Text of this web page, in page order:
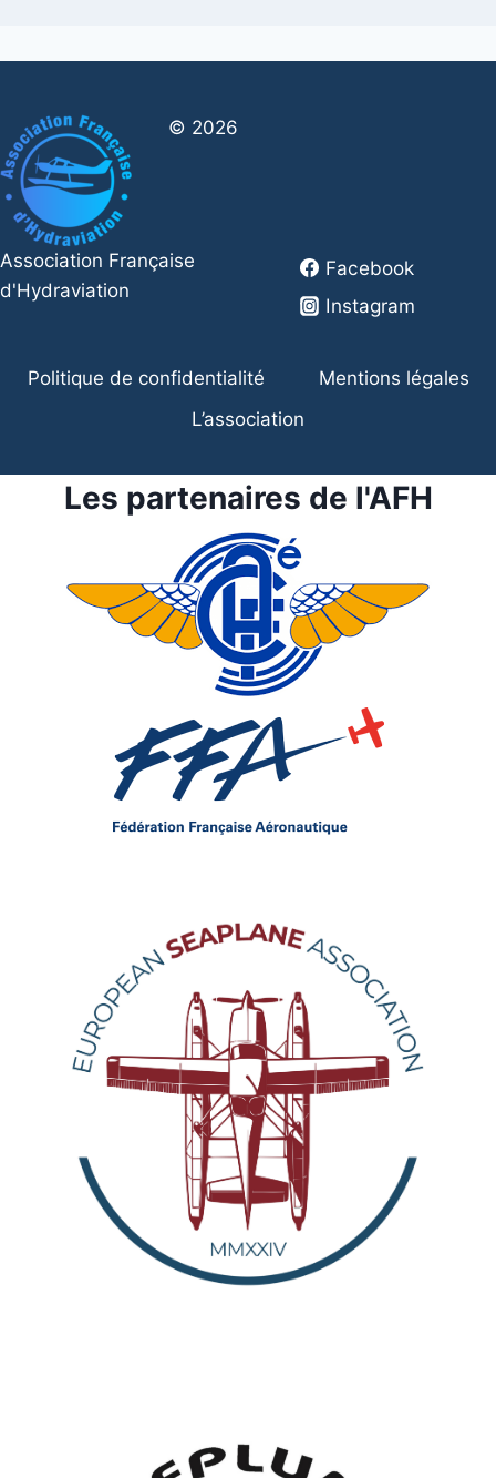
© 2026
Association Française
d'Hydraviation
Facebook
Instagram
Politique de confidentialité
Mentions légales
L’association
Les partenaires de l'AFH